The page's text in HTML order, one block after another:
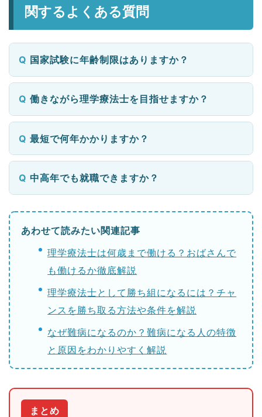
関するよくある質問
国家試験に年齢制限はありますか？
働きながら理学療法士を目指せますか？
最短で何年かかりますか？
中高年でも就職できますか？
あわせて読みたい関連記事
理学療法士は何歳まで働ける？おばさんで
も働けるか徹底解説
理学療法士として勝ち組になるには？チャ
ンスを勝ち取る方法や条件を解説
なぜ難病になるのか？難病になる人の特徴
と原因をわかりやすく解説
まとめ